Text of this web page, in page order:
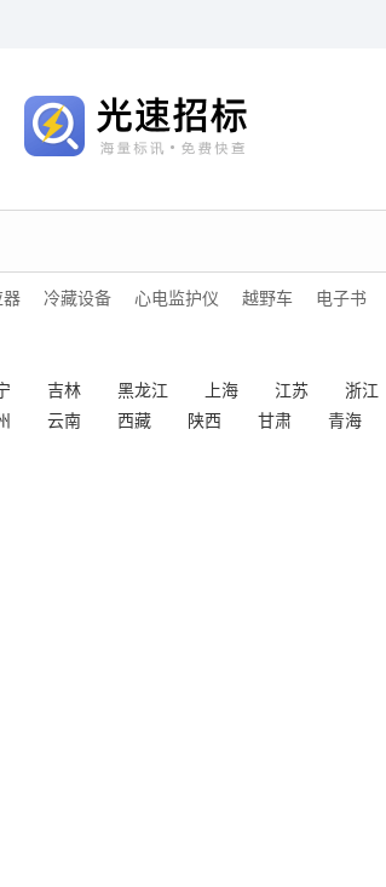
器 冷藏设备 心电监护仪 越野车 电子书
吉林 黑龙江 上海 江苏 浙江
云南 西藏 陕西 甘肃 青海